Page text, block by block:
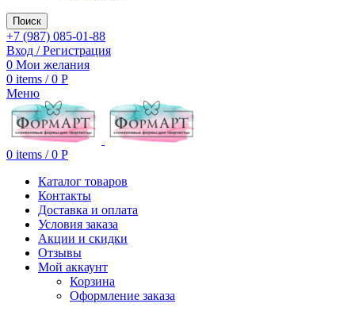
Поиск
+7 (987) 085-01-88
Вход / Регистрация
0 Мои желания
0 items / 0 Р
Меню
0 items / 0 Р
Каталог товаров
Контакты
Доставка и оплата
Условия заказа
Акции и скидки
Отзывы
Мой аккаунт
Корзина
Оформление заказа